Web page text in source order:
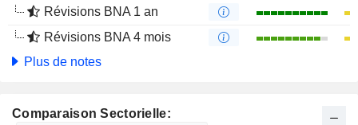
Révisions BNA 1 an
Révisions BNA 4 mois
Plus de notes
Comparaison Sectorielle: